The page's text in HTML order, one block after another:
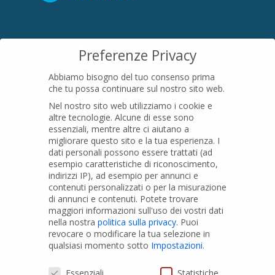
16015 Casella (GE) – Italy
01079200299
PRODOTTI
Tubi PVC
Raccordi PVC
Tubi e Raccordi in PVC-A
Pozzi Artesiani
Preferenze Privacy
Abbiamo bisogno del tuo consenso prima
che tu possa continuare sul nostro sito web.
Nel nostro sito web utilizziamo i cookie e
altre tecnologie. Alcune di esse sono
essenziali, mentre altre ci aiutano a
migliorare questo sito e la tua esperienza. I
dati personali possono essere trattati (ad
esempio caratteristiche di riconoscimento,
indirizzi IP), ad esempio per annunci e
contenuti personalizzati o per la misurazione
di annunci e contenuti. Potete trovare
maggiori informazioni sull'uso dei vostri dati
nella nostra politica sulla privacy. Puoi
revocare o modificare la tua selezione in
qualsiasi momento sotto Impostazioni.
Preferenze Privacy